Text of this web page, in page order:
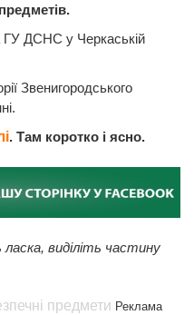
ГУ ДСНС у Черкаській
Звенигородського
. Там коротко і ясно.
виділіть частину
предмети Реклама